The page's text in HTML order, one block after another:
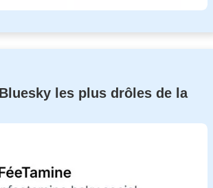
les plus drôles de la